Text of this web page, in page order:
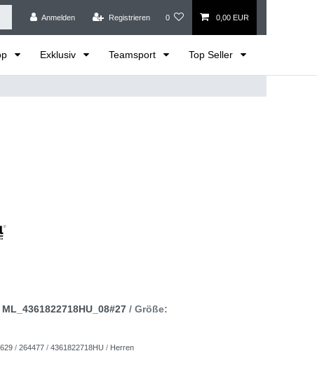
Anmelden Registrieren 0 0,00 EUR
Exklusiv Teamsport Top Seller
ML_4361822718HU_08#27 / Größe:
/ 264477 / 4361822718HU / Herren